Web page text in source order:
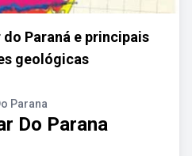
Paraná e principais
geológicas
Parana
Do Parana